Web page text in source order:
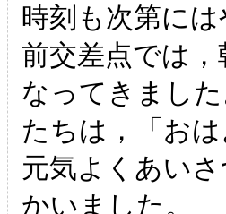
時刻も次第に
前交差点では
なってきまし
たちは，「お
元気よくあい
かいました。